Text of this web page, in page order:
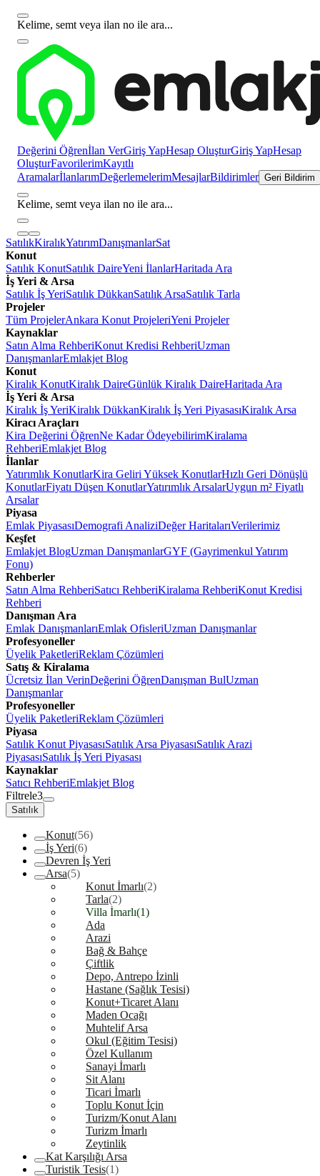
Kelime, semt veya ilan no ile ara...
Değerini Öğrenİlan VerGiriş YapHesap OluşturGiriş YapHesap
OluşturFavorilerimKayıtlı
AramalarİlanlarımDeğerlemelerimMesajlarBildirimler Geri Bildirim
Kelime, semt veya ilan no ile ara...
SatılıkKiralıkYatırımDanışmanlarSat
Konut
Satılık KonutSatılık DaireYeni İlanlarHaritada Ara
İş Yeri & Arsa
Satılık İş YeriSatılık DükkanSatılık ArsaSatılık Tarla
Projeler
Tüm ProjelerAnkara Konut ProjeleriYeni Projeler
Kaynaklar
Satın Alma RehberiKonut Kredisi RehberiUzman
DanışmanlarEmlakjet Blog
Konut
Kiralık KonutKiralık DaireGünlük Kiralık DaireHaritada Ara
İş Yeri & Arsa
Kiralık İş YeriKiralık DükkanKiralık İş Yeri PiyasasıKiralık Arsa
Kiracı Araçları
Kira Değerini ÖğrenNe Kadar ÖdeyebilirimKiralama
RehberiEmlakjet Blog
İlanlar
Yatırımlık KonutlarKira Geliri Yüksek KonutlarHızlı Geri Dönüşlü
KonutlarFiyatı Düşen KonutlarYatırımlık ArsalarUygun m² Fiyatlı
Arsalar
Piyasa
Emlak PiyasasıDemografi AnaliziDeğer HaritalarıVerilerimiz
Keşfet
Emlakjet BlogUzman DanışmanlarGYF (Gayrimenkul Yatırım
Fonu)
Rehberler
Satın Alma RehberiSatıcı RehberiKiralama RehberiKonut Kredisi
Rehberi
Danışman Ara
Emlak DanışmanlarıEmlak OfisleriUzman Danışmanlar
Profesyoneller
Üyelik PaketleriReklam Çözümleri
Satış & Kiralama
Ücretsiz İlan VerinDeğerini ÖğrenDanışman BulUzman
Danışmanlar
Profesyoneller
Üyelik PaketleriReklam Çözümleri
Piyasa
Satılık Konut PiyasasıSatılık Arsa PiyasasıSatılık Arazi
PiyasasıSatılık İş Yeri Piyasası
Kaynaklar
Satıcı RehberiEmlakjet Blog
Filtrele3
Satılık
Konut(56)
İş Yeri(6)
Devren İş Yeri
Arsa(5)
Konut İmarlı(2)
Tarla(2)
Villa İmarlı(1)
Ada
Arazi
Bağ & Bahçe
Çiftlik
Depo, Antrepo İzinli
Hastane (Sağlık Tesisi)
Konut+Ticaret Alanı
Maden Ocağı
Muhtelif Arsa
Okul (Eğitim Tesisi)
Özel Kullanım
Sanayi İmarlı
Sit Alanı
Ticari İmarlı
Toplu Konut İçin
Turizm/Konut Alanı
Turizm İmarlı
Zeytinlik
Kat Karşılığı Arsa
Turistik Tesis(1)